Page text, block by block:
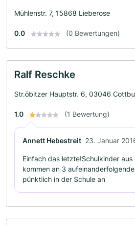
Mühlenstr. 7, 15868 Lieberose
0.0 (0 Bewertungen)
Ralf Reschke
Str.öbitzer Hauptstr. 6, 03046
1.0 (1 Bewertung)
Annett Hebestreit 23. Januar
Einfach das letzte!Schulkinder aus
kommen an 3
pünktlich in der Schule an